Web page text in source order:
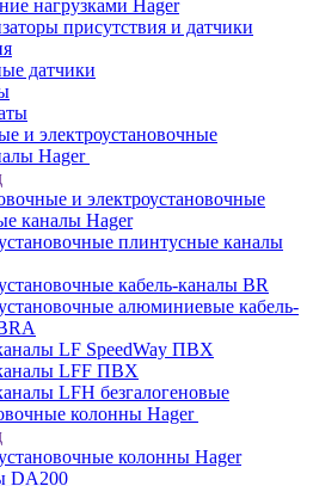
нагрузками Hager
присутствия и датчики
датчики
и электроустановочные
Hager
и электроустановочные
каналы Hager
плинтусные каналы
кабель-каналы BR
алюминиевые кабель-
LF SpeedWay ПВХ
LFF ПВХ
LFH безгалогеновые
колонны Hager
колонны Hager
DA200